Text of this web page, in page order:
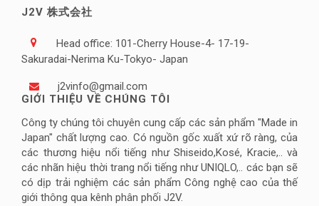
J2V 株式会社
Head office: 101-Cherry House-4- 17-19-
Sakuradai-Nerima Ku-Tokyo- Japan
j2vinfo@gmail.com
GIỚI THIỆU VỀ CHÚNG TÔI
Công ty chúng tôi chuyên cung cấp các sản phẩm "Made in
Japan" chất lượng cao. Có nguồn gốc xuất xứ rõ ràng, của
các thương hiệu nổi tiếng như Shiseido,Kosé, Kracie,.. và
các nhãn hiệu thời trang nổi tiếng như UNIQLO,.. các bạn sẽ
có dịp trải nghiệm các sản phẩm Công nghệ cao của thế
giới thông qua kênh phân phối J2V.